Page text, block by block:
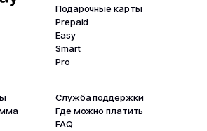
Подарочные карты
Prepaid
Easy
Smart
Pro
Служба поддержки
Где можно платить
FAQ